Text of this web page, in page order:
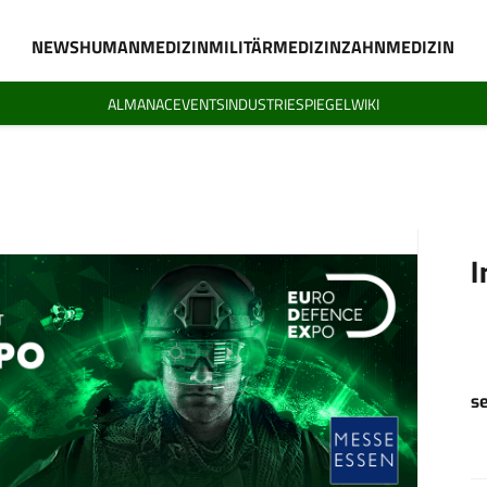
NEWSHUMANMEDIZINMILITÄRMEDIZINZAHNMEDIZIN
ALMANACEVENTSINDUSTRIESPIEGELWIKI